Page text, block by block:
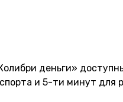
деньги»
и 5-ти минут для